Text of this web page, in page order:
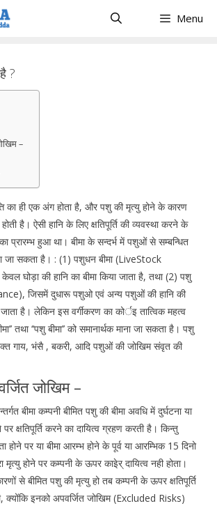
Menu
?
–
का ही एक अंग होता है, और पशु की मृत्यु होने के कारण
है। ऐसी हानि के लिए क्षतिपूर्ति की व्यवस्था करने के
प्रारम्भ हुआ था। बीमा के सन्दर्भ में पशुओं से सम्बन्धित
जा सकता है। : (1) पशुधन बीमा (LiveStock
घोड़ा की हानि का बीमा किया जाता है, तथा (2) पशु
जिसमें दुधारू पशुओ एवं अन्य पशुओं की हानि की
जाता है। लेकिन इस वर्गीकरण का कोर्इ तात्विक महत्व
तथा ‘‘पशु बीमा’’ को समानार्थक माना जा सकता है। पशु
गाय, भंसै , बकरी, आदि पशुओं की जोखिम संवृत की
जोखिम –
बीमा कम्पनी बीमित पशु की बीमा अवधि में दुर्घटना या
क्षतिपूर्ति करने का दायित्व ग्रहण करती है। किन्तु
होने पर या बीमा आरम्भ होने के पूर्व या आरम्भिक 15 दिनो
मृत्यु होने पर कम्पनी के ऊपर काइेर् दायित्व नही होता।
से बीमित पशु की मृत्यु हो तब कम्पनी के ऊपर क्षतिपूर्ति
क्योंकि इनको अपवर्जित जोखिम (Excluded Risks)